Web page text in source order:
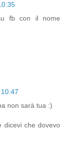
fb con il nome
non sarà tua :)
dicevi che dovevo